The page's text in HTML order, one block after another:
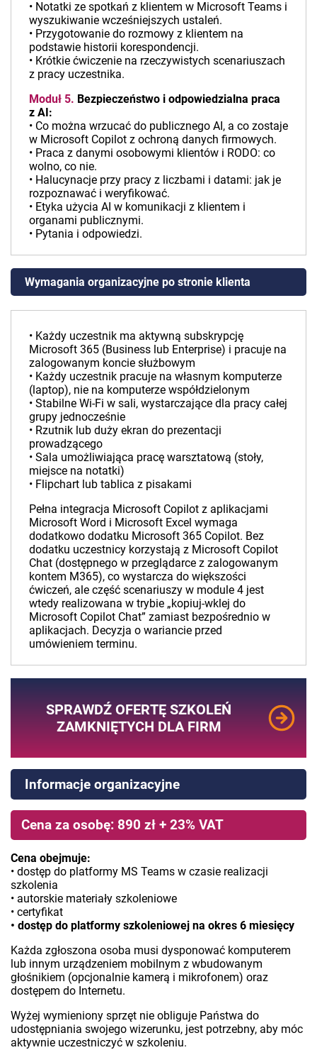
• Notatki ze spotkań z klientem w Microsoft Teams i
wyszukiwanie wcześniejszych ustaleń.
• Przygotowanie do rozmowy z klientem na
podstawie historii korespondencji.
• Krótkie ćwiczenie na rzeczywistych scenariuszach
z pracy uczestnika.
Moduł 5. Bezpieczeństwo i odpowiedzialna praca
z AI:
• Co można wrzucać do publicznego AI, a co zostaje
w Microsoft Copilot z ochroną danych firmowych.
• Praca z danymi osobowymi klientów i RODO: co
wolno, co nie.
• Halucynacje przy pracy z liczbami i datami: jak je
rozpoznawać i weryfikować.
• Etyka użycia AI w komunikacji z klientem i
organami publicznymi.
• Pytania i odpowiedzi.
Wymagania organizacyjne po stronie klienta
• Każdy uczestnik ma aktywną subskrypcję
Microsoft 365 (Business lub Enterprise) i pracuje na
zalogowanym koncie służbowym
• Każdy uczestnik pracuje na własnym komputerze
(laptop), nie na komputerze współdzielonym
• Stabilne Wi-Fi w sali, wystarczające dla pracy całej
grupy jednocześnie
• Rzutnik lub duży ekran do prezentacji
prowadzącego
• Sala umożliwiająca pracę warsztatową (stoły,
miejsce na notatki)
• Flipchart lub tablica z pisakami
Pełna integracja Microsoft Copilot z aplikacjami
Microsoft Word i Microsoft Excel wymaga
dodatkowo dodatku Microsoft 365 Copilot. Bez
dodatku uczestnicy korzystają z Microsoft Copilot
Chat (dostępnego w przeglądarce z zalogowanym
kontem M365), co wystarcza do większości
ćwiczeń, ale część scenariuszy w module 4 jest
wtedy realizowana w trybie „kopiuj-wklej do
Microsoft Copilot Chat” zamiast bezpośrednio w
aplikacjach. Decyzja o wariancie przed
umówieniem terminu.
SPRAWDŹ OFERTĘ SZKOLEŃ
ZAMKNIĘTYCH DLA FIRM
Informacje organizacyjne
Cena za osobę: 890 zł + 23% VAT
Cena obejmuje:
• dostęp do platformy MS Teams w czasie realizacji
szkolenia
• autorskie materiały szkoleniowe
• certyfikat
• dostęp do platformy szkoleniowej na okres 6 miesięcy
Każda zgłoszona osoba musi dysponować komputerem
lub innym urządzeniem mobilnym z wbudowanym
głośnikiem (opcjonalnie kamerą i mikrofonem) oraz
dostępem do Internetu.
Wyżej wymieniony sprzęt nie obliguje Państwa do
udostępniania swojego wizerunku, jest potrzebny, aby móc
aktywnie uczestniczyć w szkoleniu.